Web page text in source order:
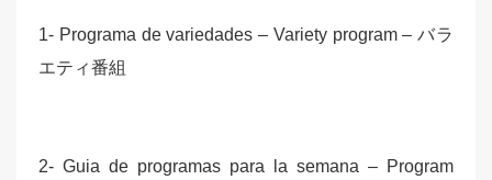
1- Programa de variedades – Variety program – バラ
エティ番組
2- Guia de programas para la semana – Program